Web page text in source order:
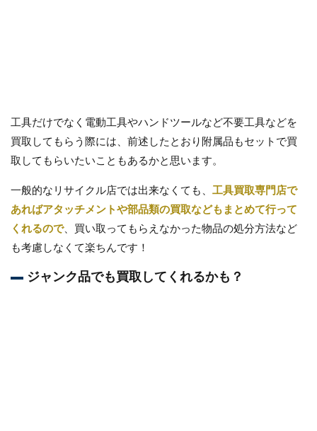
工具だけでなく電動工具やハンドツールなど不要工具などを
買取してもらう際には、前述したとおり附属品もセットで買
取してもらいたいこともあるかと思います。
一般的なリサイクル店では出来なくても、 工具買取専門店で
あればアタッチメントや部品類の買取などもまとめて行って
くれるので、買い取ってもらえなかった物品の処分方法など
も考慮しなくて楽ちんです！
ジャンク品でも買取してくれるかも？